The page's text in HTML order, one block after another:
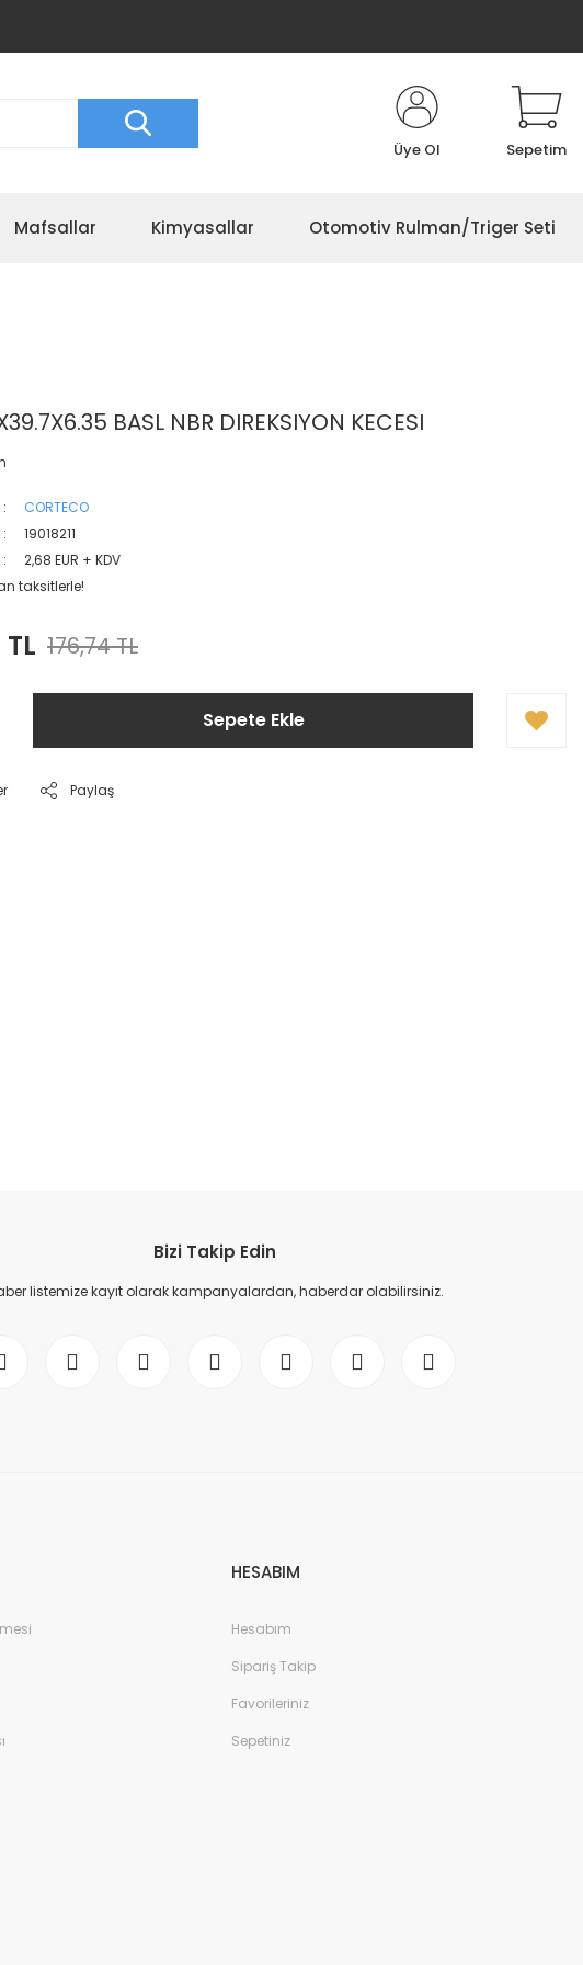
Üye Ol Sepetim
Mafsallar Kimyasallar Otomotiv Rulman/Triger Seti
BASL NBR DIREKSIYON KECESI
CORTECO
19018211
2,68 EUR + KDV
taksitlerle!
TL 176,74 TL
Sepete Ekle
Paylaş
Bizi Takip Edin
listemize kayıt olarak kampanyalardan, haberdar olabilirsiniz.
HESABIM
Hesabım
Sipariş Takip
Favorileriniz
Sepetiniz